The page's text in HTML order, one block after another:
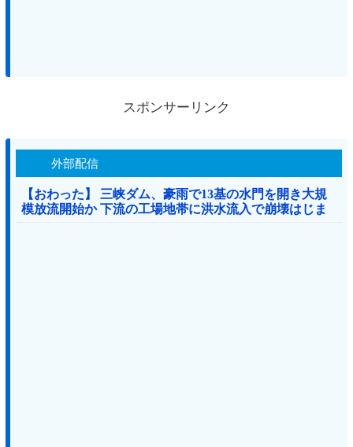
スポンサーリンク
外部配信
【おわった】 三峡ダム、豪雨で13基の水門を開き大規
模放流開始か 下流の工場地帯に洪水流入で崩壊はじま
る